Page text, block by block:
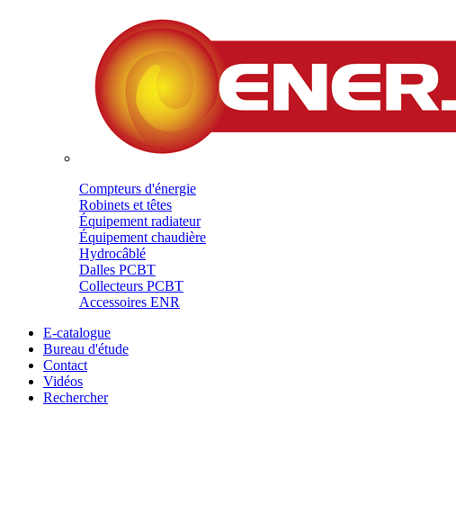
Compteurs d'énergie
Robinets et têtes
Équipement radiateur
Équipement chaudière
Hydrocâblé
Dalles PCBT
Collecteurs PCBT
Accessoires ENR
E-catalogue
Bureau d'étude
Contact
Vidéos
Rechercher